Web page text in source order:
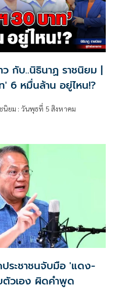
กับ..นิธินาฏ ราชนิยม |
6 หมื่นล้าน อยู่ไหน!?
นิยม : วันพุธที่ 5 สิงหาคม
ระชาชนจับมือ 'แดง-
ตัวเอง ผิดคำพูด